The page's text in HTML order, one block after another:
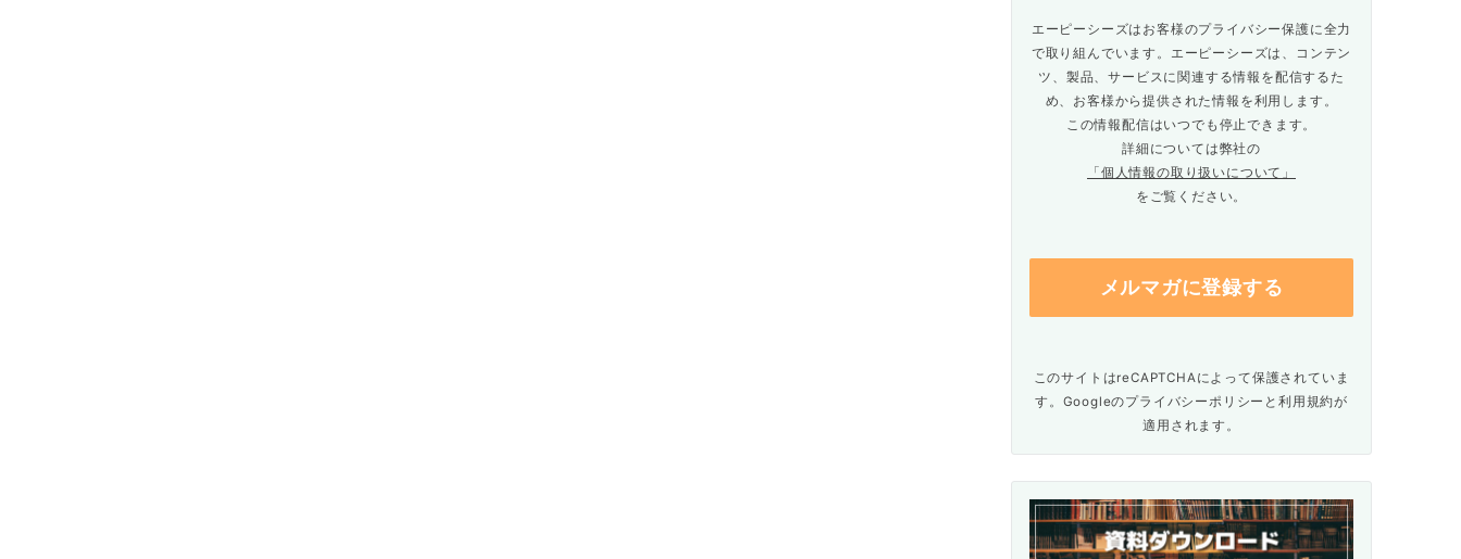
エーピーシーズはお客様のプライバシー保護に全力
で取り組んでいます。エーピーシーズは、コンテン
ツ、製品、サービスに関連する情報を配信するた
め、お客様から提供された情報を利用します。
この情報配信はいつでも停止できます。
詳細については弊社の
「個人情報の取り扱いについて」
をご覧ください。
このサイトはreCAPTCHAによって保護されていま
す。Googleのプライバシーポリシー と 利用規約が
適用されます。